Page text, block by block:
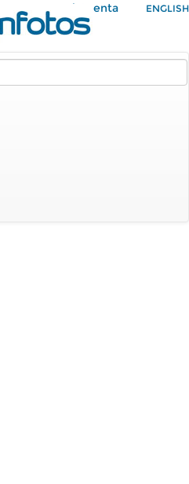
Mi Cuenta ENGLISH